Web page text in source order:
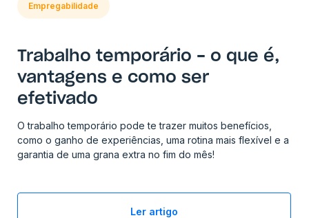
Empregabilidade
Trabalho temporário - o que é,
vantagens e como ser
efetivado
O trabalho temporário pode te trazer muitos benefícios,
como o ganho de experiências, uma rotina mais flexível e a
garantia de uma grana extra no fim do mês!
Ler artigo